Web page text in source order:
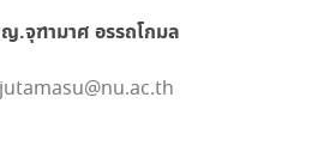
.จุฑามาศ อรรถโกมล